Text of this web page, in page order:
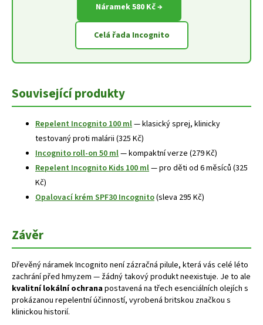
Náramek 580 Kč →
Celá řada Incognito
Související produkty
Repelent Incognito 100 ml— klasický sprej, klinicky
testovaný proti malárii (325 Kč)
Incognito roll-on 50 ml— kompaktní verze (279 Kč)
Repelent Incognito Kids 100 ml— pro děti od 6 měsíců (325
Kč)
Opalovací krém SPF30 Incognito(sleva 295 Kč)
Závěr
Dřevěný náramek Incognito není zázračná pilule, která vás celé léto
zachrání před hmyzem — žádný takový produkt neexistuje. Je to ale
kvalitní lokální ochranapostavená na třech esenciálních olejích s
prokázanou repelentní účinností, vyrobená britskou značkou s
klinickou historií.